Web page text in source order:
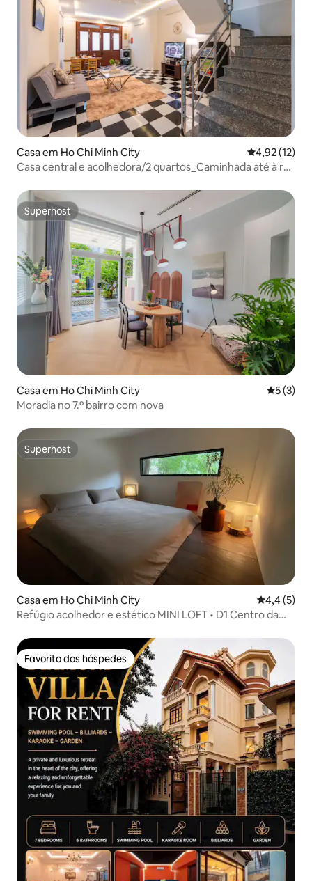
Casa em Ho Chi Minh City Classificação
4,92 (12)
Casa central e acolhedora/2 quartos_Caminhada até à rua
Superhost
Superhost
Casa em Ho Chi Minh City
5 (3)
Moradia no 7.º bairro com nova
Superhost
Superhost
Casa em Ho Chi Minh City
4,4 (5)
Refúgio acolhedor e estético MINI LOFT • D1 Centro da
Favorito dos hóspedes
Favorito dos hóspedes